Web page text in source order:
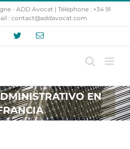
- ADD Avocat | Téléphone : +34 91
: contact@addavocat.com
FacebookTwitterCorreo
EN